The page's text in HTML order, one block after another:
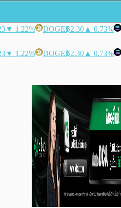
▼ 1.22% DOGE฿2.30 ▲ 0.73%
▼ 1.22% DOGE฿2.30 ▲ 0.73%